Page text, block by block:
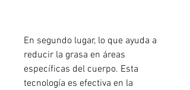
En segundo lugar, lo que ayuda a
reducir la grasa en áreas
específicas del cuerpo. Esta
tecnología es efectiva en la